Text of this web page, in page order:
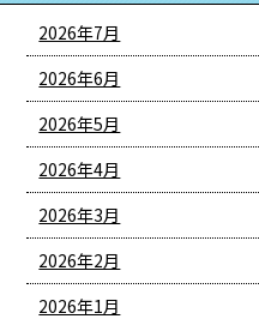
2026年7月
2026年6月
2026年5月
2026年4月
2026年3月
2026年2月
2026年1月